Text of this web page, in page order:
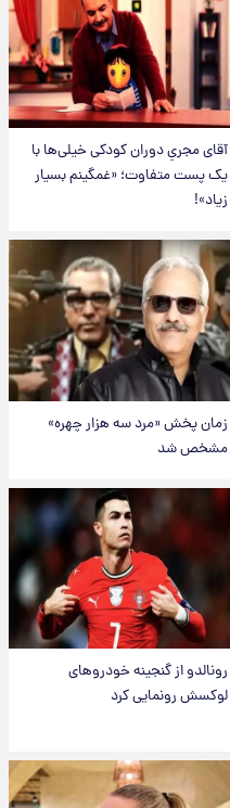
آقای مجریِ دوران کودکی خیلی‌ها با
یک پست متفاوت؛ «غمگینم بسیار
زیاد»!
زمان پخش «مرد سه هزار چهره»
مشخص شد
رونالدو از گنجینه خودروهای
لوکسش رونمایی کرد